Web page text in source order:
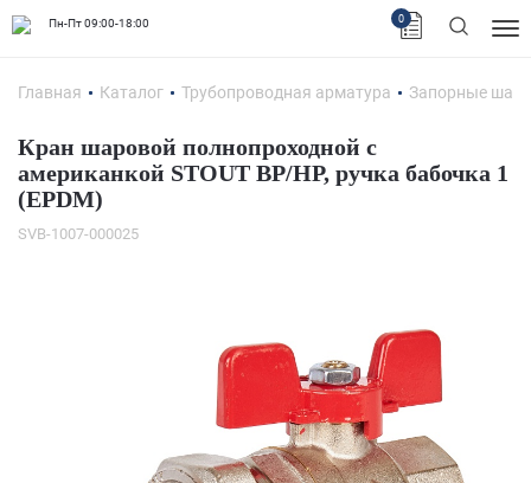
Пн-Пт 09:00-18:00 0
Главная Каталог Трубопроводная арматура Запорные
Кран шаровой полнопроходной с
американкой STOUT ВР/НР, ручка бабочка 1
(EPDM)
SVB-1007-000025